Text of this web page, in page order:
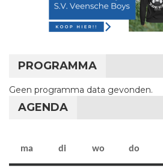
PROGRAMMA
Geen programma data gevonden.
AGENDA
ma maandag
di dinsdag
wo woensdag
do